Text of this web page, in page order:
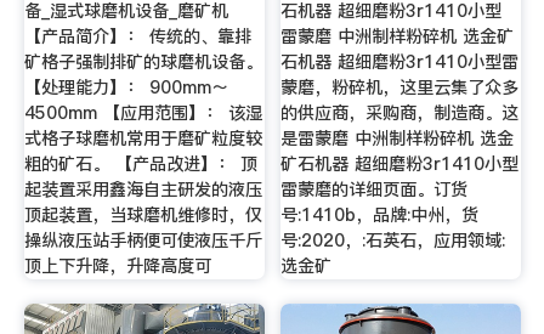
备_湿式球磨机设备_磨矿机
【产品简介】： 传统的、靠排
矿格子强制排矿的球磨机设备。
【处理能力】： 900mm～
4500mm 【应用范围】： 该湿
式格子球磨机常用于磨矿粒度较
粗的矿石。 【产品改进】： 顶
起装置采用鑫海自主研发的液压
顶起装置，当球磨机维修时，仅
操纵液压站手柄便可使液压千斤
顶上下升降，升降高度可
石机器 超细磨粉3r1410小型
雷蒙磨 中洲制样粉碎机 选金矿
石机器 超细磨粉3r1410小型雷
蒙磨，粉碎机，这里云集了众多
的供应商，采购商，制造商。这
是雷蒙磨 中洲制样粉碎机 选金
矿石机器 超细磨粉3r1410小型
雷蒙磨的详细页面。订货
号:1410b，品牌:中州，货
号:2020，:石英石，应用领域:
选金矿